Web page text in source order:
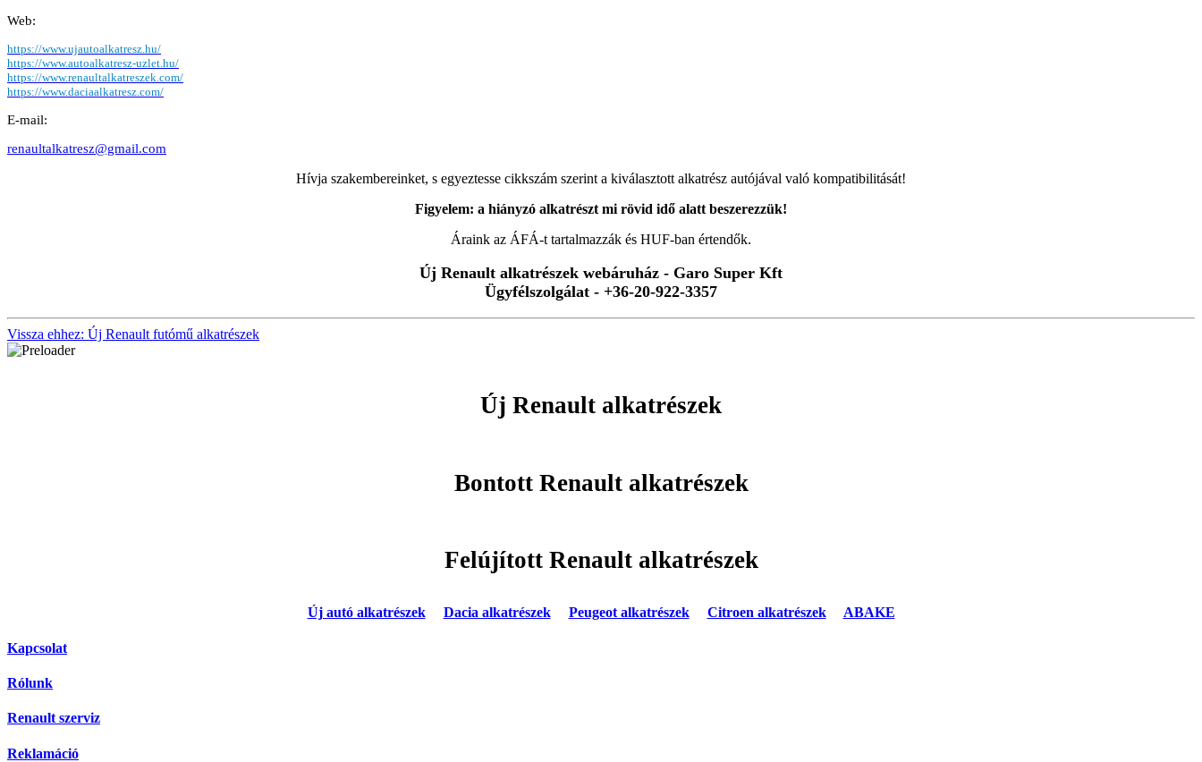
Web:
https://www.ujautoalkatresz.hu/
https://www.autoalkatresz-uzlet.hu/
https://www.renaultalkatreszek.com/
https://www.daciaalkatresz.com/
E-mail:
renaultalkatresz@gmail.com
Hívja szakembereinket, s egyeztesse cikkszám szerint a kiválasztott alkatrész autójával való kompatibilitását!
Figyelem: a hiányzó alkatrészt mi rövid idő alatt beszerezzük!
Áraink az ÁFÁ-t tartalmazzák és HUF-ban értendők.
Új Renault alkatrészek webáruház - Garo Super Kft
Ügyfélszolgálat - +36-20-922-3357
Vissza ehhez: Új Renault futómű alkatrészek
Új Renault alkatrészek
Bontott Renault alkatrészek
Felújított Renault alkatrészek
Új autó alkatrészek Dacia alkatrészek Peugeot alkatrészek Citroen alkatrészek ABAKE
Kapcsolat
Rólunk
Renault szerviz
Reklamáció